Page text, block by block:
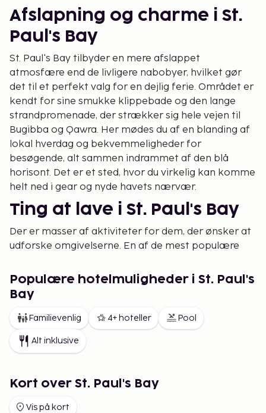
Afslapning og charme i St.
Paul's Bay
St. Paul's Bay tilbyder en mere afslappet
atmosfære end de livligere nabobyer, hvilket gør
det til et perfekt valg for en dejlig ferie. Området er
kendt for sine smukke klippebade og den lange
strandpromenade, der strækker sig hele vejen til
Bugibba og Qawra. Her mødes du af en blanding af
lokal hverdag og bekvemmeligheder for
besøgende, alt sammen indrammet af den blå
horisont. Det er et sted, hvor du virkelig kan komme
helt ned i gear og nyde havets nærvær.
Ting at lave i St. Paul's Bay
Der er masser af aktiviteter for dem, der ønsker at
udforske omgivelserne. En af de mest populære
de mindre øer eller besøge det nationale akvarium,
som ligger i nærheden. For dig, der kan lide historie,
er der gamle vagttårne og spor fra øens rige fortid
langs kysten. Området er også et fremragende
udgangspunkt for vandreture langs de nordlige dele
af Malta, hvor naturen er rå og smuk.
ferie
Populære hotelmuligheder i St. Paul's
Bay
Familievenlig 4+ hoteller Pool
Alt inklusive
Kort over St. Paul's Bay
Vis på kort